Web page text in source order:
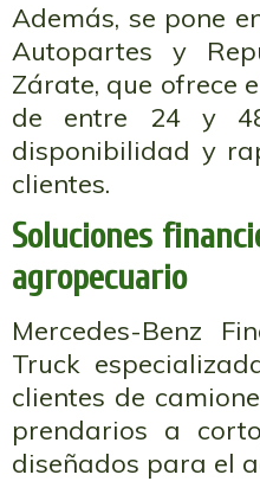
Además, se pone
Autopartes y
Zárate, que ofrece
de entre 24 y
disponibilidad y
clientes.
Soluciones
agropecuario
Mercedes-Benz
Truck
clientes de
prendarios a
diseñados para el